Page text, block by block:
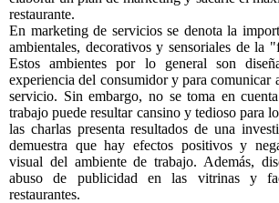
restaurante.
En marketing de servicios se denota la
ambientales, decorativos y sensoriales de la
Estos ambientes por lo general son
experiencia del consumidor y para comunicar
servicio. Sin embargo, no se toma en
trabajo puede resultar cansino y tedioso para
las charlas presenta resultados de una
demuestra que hay efectos positivos y
visual del ambiente de trabajo. Además,
abuso de publicidad en las vitrinas y
restaurantes.